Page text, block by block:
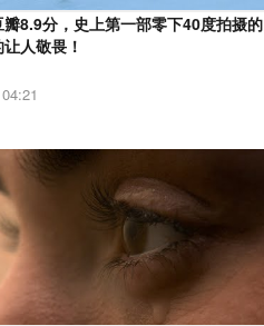
瓣8.9分，史上第一部零下40度拍摄的
人敬畏！